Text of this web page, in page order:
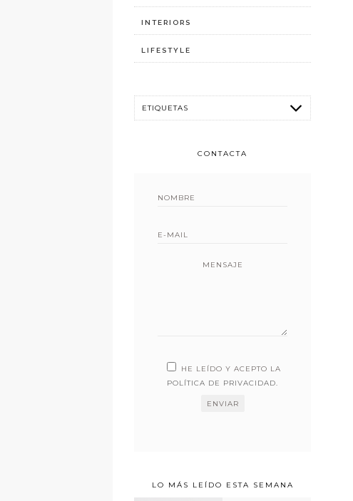
INTERIORS
LIFESTYLE
CONTACTA
MENSAJE
HE LEÍDO Y ACEPTO LA
POLÍTICA DE PRIVACIDAD.
LO MÁS LEÍDO ESTA SEMANA